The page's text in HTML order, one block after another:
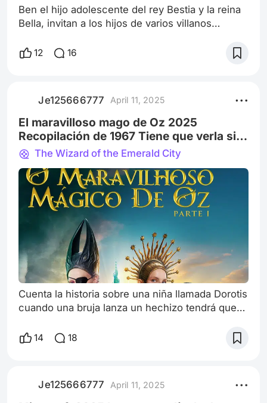
Ben el hijo adolescente del rey Bestia y la reina
Bella, invitan a los hijos de varios villanos
asistan a la escuela secundaria con los hijos de
12 16
Je125666777 April 11, 2025
El maravilloso mago de Oz 2025
Recopilación de 1967 Tiene que verla si
no La has visto Dorothy y el hombre de
hojala
The Wizard of the Emerald City
Cuenta la historia sobre una niña llamada Dorotis
cuando una bruja lanza un hechizo tendrá que
encuentra amigos
14 18
Je125666777 April 11, 2025